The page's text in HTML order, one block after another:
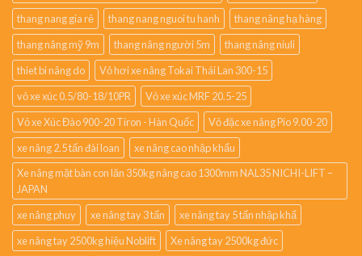
thang nang gia rẻ
thang nang nguoi tu hanh
thang nâng hạ hàng
thang nâng mỹ 9m
thang nâng người 5m
thang nâng niuli
thiet bi nâng do
Vỏ hơi xe nâng Tokai Thái Lan 300-15
vỏ xe xúc 0.5/80-18/10PR
Vỏ xe xúc MRF 20.5-25
Vỏ xe Xúc Đào 900-20 Tiron - Hàn Quốc
Vỏ đặc xe nâng Pio 9.00-20
xe nâng 2.5 tấn đài loan
xe nâng cao nhập khẩu
Xe nâng mặt bàn con lăn 350kg nâng cao 1300mm NAL35 NICHI-LIFT –
JAPAN
xe nâng phuy
xe nâng tay 3 tấn
xe nâng tay 5 tấn nhập khẩ
xe nâng tay 2500kg hiệu Noblift
Xe nâng tay 2500kg đức